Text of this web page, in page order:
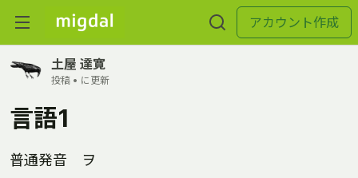
アカウント作成
土屋 達寛
投稿 • に更新
言語1
普通発音 ヲ